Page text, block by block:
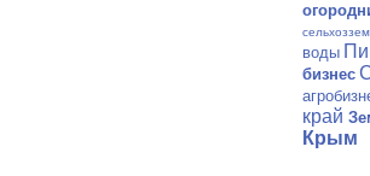
воды
бизнес
край
Крым